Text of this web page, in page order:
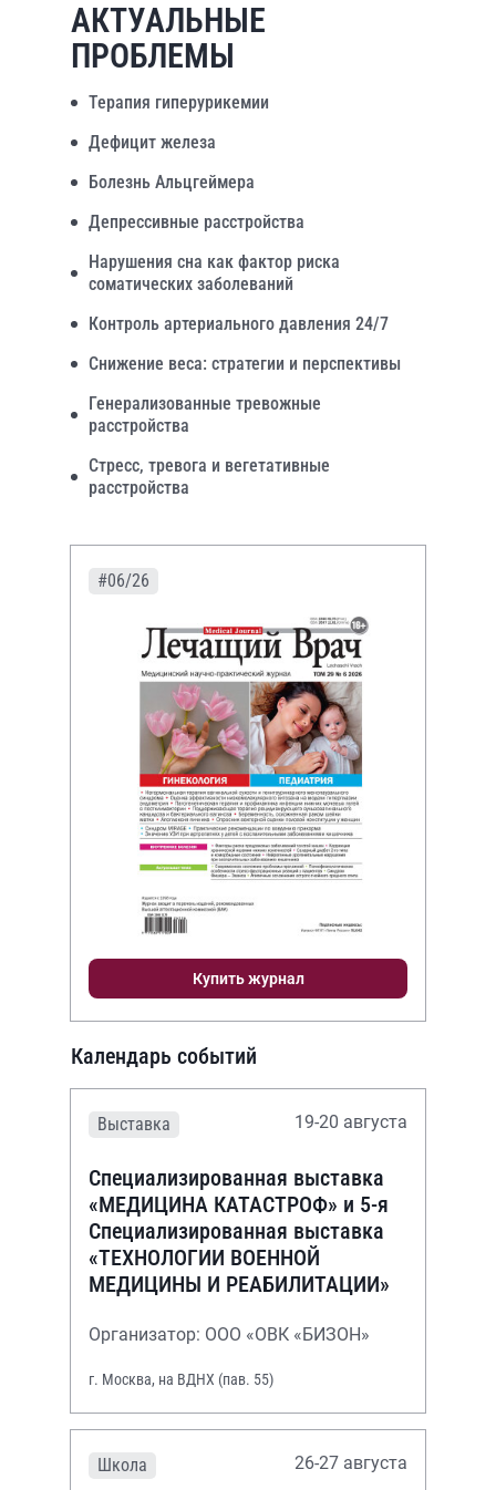
АКТУАЛЬНЫЕ
ПРОБЛЕМЫ
Терапия гиперурикемии
Дефицит железа
Болезнь Альцгеймера
Депрессивные расстройства
Нарушения сна как фактор риска
соматических заболеваний
Контроль артериального давления 24/7
Снижение веса: стратегии и перспективы
Генерализованные тревожные
расстройства
Стресс, тревога и вегетативные
расстройства
#06/26
Купить журнал
Календарь событий
Выставка 19-20 августа
Специализированная выставка
«МЕДИЦИНА КАТАСТРОФ» и 5-я
Специализированная выставка
«ТЕХНОЛОГИИ ВОЕННОЙ
МЕДИЦИНЫ И РЕАБИЛИТАЦИИ»
Организатор: ООО «ОВК «БИЗОН»
г. Москва, на ВДНХ (пав. 55)
Школа 26-27 августа